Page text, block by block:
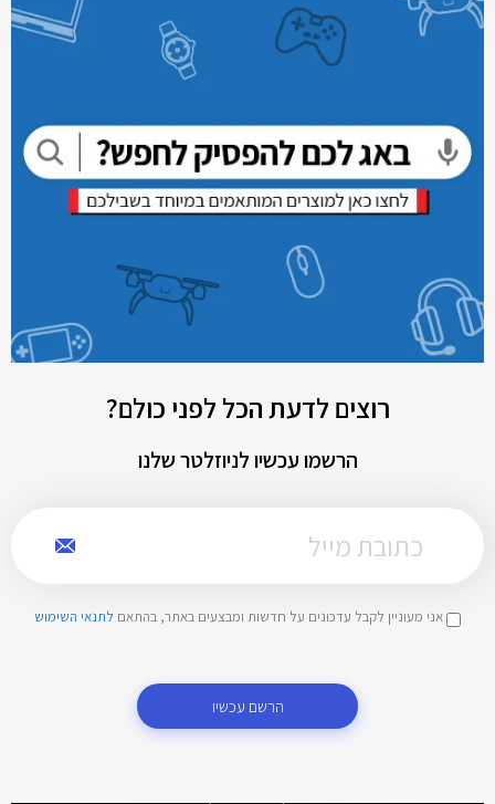
רוצים לדעת הכל לפני כולם?
הרשמו עכשיו לניוזלטר שלנו
אני מעוניין לקבל עדכונים על חדשות ומבצעים באתר, בהתאם לתנאי השימוש
הרשם עכשיו